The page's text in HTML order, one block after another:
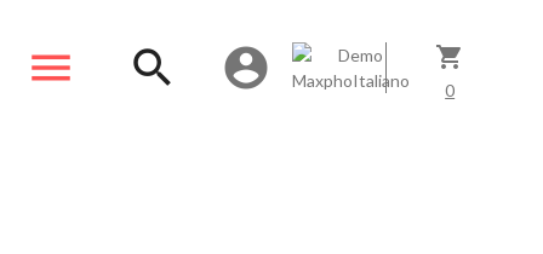
menu shopping_cart
0
account_circle
search